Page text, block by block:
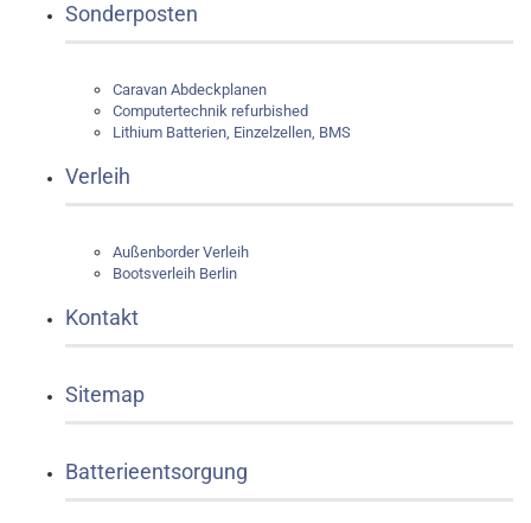
Sonderposten
Caravan Abdeckplanen
Computertechnik refurbished
Lithium Batterien, Einzelzellen, BMS
Verleih
Außenborder Verleih
Bootsverleih Berlin
Kontakt
Sitemap
Batterieentsorgung